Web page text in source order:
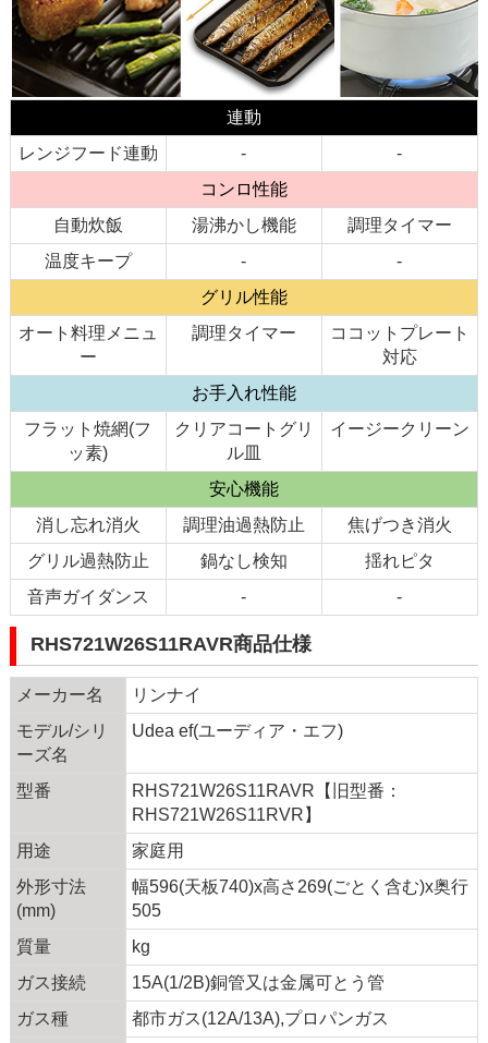
連動
レンジフード連動
-
-
コンロ性能
自動炊飯
湯沸かし機能
調理タイマー
温度キープ
-
-
グリル性能
オート料理メニュ
ー
調理タイマー
ココットプレート
対応
お手入れ性能
フラット焼網(フ
ッ素)
クリアコートグリ
ル皿
イージークリーン
安心機能
消し忘れ消火
調理油過熱防止
焦げつき消火
グリル過熱防止
鍋なし検知
揺れピタ
音声ガイダンス
- -
RHS721W26S11RAVR商品仕様
メーカー名
リンナイ
モデル/シリ
ーズ名
Udea ef(ユーディア・エフ)
型番
RHS721W26S11RAVR【旧型番：
RHS721W26S11RVR】
用途
家庭用
外形寸法
(mm)
幅596(天板740)x高さ269(ごとく含む)x奥行
505
質量
kg
ガス接続
15A(1/2B)銅管又は金属可とう管
ガス種
都市ガス(12A/13A),プロパンガス